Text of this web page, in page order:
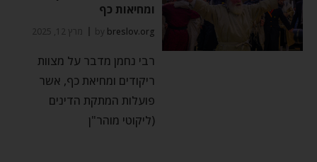
ומחיאות כף
by breslov.org מרץ 12, 2025
רבי נחמן מדבר על מצוות
ריקודים ומחיאת כף, אשר
פועלות המתקת הדינים
(ליקוטי מוהר"ן